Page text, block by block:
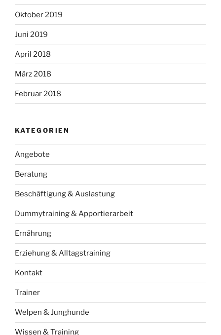
Oktober 2019
Juni 2019
April 2018
März 2018
Februar 2018
KATEGORIEN
Angebote
Beratung
Beschäftigung & Auslastung
Dummytraining & Apportierarbeit
Ernährung
Erziehung & Alltagstraining
Kontakt
Trainer
Welpen & Junghunde
Wissen & Training